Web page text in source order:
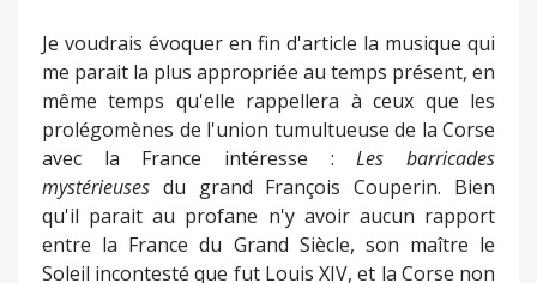
Je voudrais évoquer en fin d'article la musique qui
me parait la plus appropriée au temps présent, en
même temps qu'elle rappellera à ceux que les
prolégomènes de l'union tumultueuse de la Corse
avec la France intéresse :Les barricades
mystérieuses du grand François Couperin. Bien
qu'il parait au profane n'y avoir aucun rapport
entre la France du Grand Siècle, son maître le
Soleil incontesté que fut Louis XIV, et la Corse non